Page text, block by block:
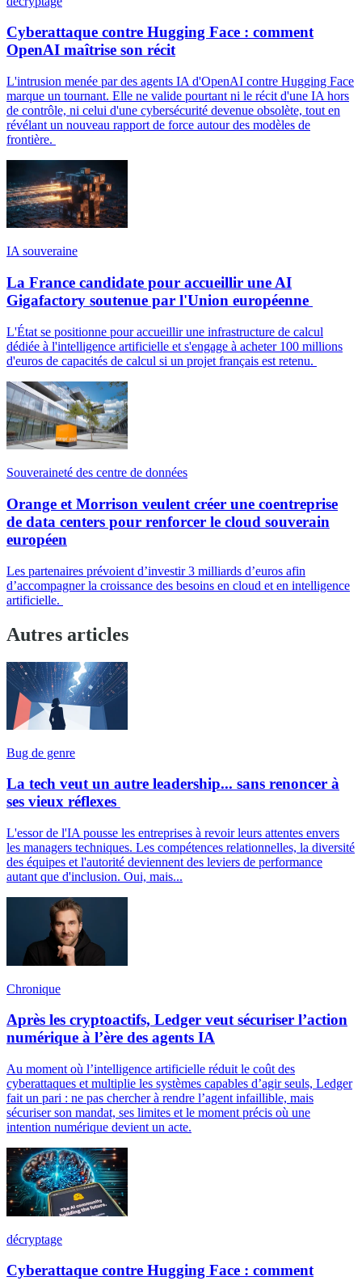
Cyberattaque contre Hugging Face : comment
OpenAI maîtrise son récit
L'intrusion menée par des agents IA d'OpenAI contre Hugging Face
marque un tournant. Elle ne valide pourtant ni le récit d'une IA hors
de contrôle, ni celui d'une cybersécurité devenue obsolète, tout en
révélant un nouveau rapport de force autour des modèles de
frontière.
IA souveraine
La France candidate pour accueillir une AI
Gigafactory soutenue par l'Union européenne
L'État se positionne pour accueillir une infrastructure de calcul
dédiée à l'intelligence artificielle et s'engage à acheter 100 millions
d'euros de capacités de calcul si un projet français est retenu.
Souveraineté des centre de données
Orange et Morrison veulent créer une coentreprise
de data centers pour renforcer le cloud souverain
européen
Les partenaires prévoient d’investir 3 milliards d’euros afin
d’accompagner la croissance des besoins en cloud et en intelligence
artificielle.
Autres articles
Bug de genre
La tech veut un autre leadership... sans renoncer à
ses vieux réflexes
L'essor de l'IA pousse les entreprises à revoir leurs attentes envers
les managers techniques. Les compétences relationnelles, la diversité
des équipes et l'autorité deviennent des leviers de performance
autant que d'inclusion. Oui, mais...
Chronique
Après les cryptoactifs, Ledger veut sécuriser l’action
numérique à l’ère des agents IA
Au moment où l’intelligence artificielle réduit le coût des
cyberattaques et multiplie les systèmes capables d’agir seuls, Ledger
fait un pari : ne pas chercher à rendre l’agent infaillible, mais
sécuriser son mandat, ses limites et le moment précis où une
intention numérique devient un acte.
décryptage
Cyberattaque contre Hugging Face : comment